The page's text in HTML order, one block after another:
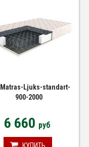
Ljuks-standart-
900-2000
6 660 руб